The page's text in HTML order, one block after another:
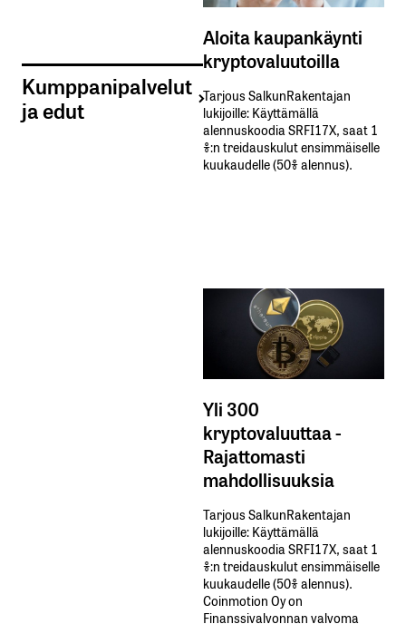
Kumppanipalvelut
ja edut
Aloita kaupankäynti
kryptovaluutoilla
Tarjous SalkunRakentajan
lukijoille: Käyttämällä​ ​
alennuskoodia​ ​SRFI17X,​ ​saat​ ​1
%:n treidauskulut​ ​ensimmäiselle​ ​
kuukaudelle​ ​(50%​ ​alennus).
Yli 300
kryptovaluuttaa -
Rajattomasti
mahdollisuuksia
Tarjous SalkunRakentajan
lukijoille: Käyttämällä​ ​
alennuskoodia​ ​SRFI17X,​ ​saat​ ​1
%:n treidauskulut​ ​ensimmäiselle​ ​
kuukaudelle​ ​(50%​ ​alennus).
Coinmotion Oy on
Finanssivalvonnan valvoma